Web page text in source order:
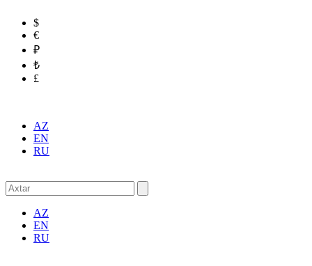
$
€
₽
₺
£
AZ
EN
RU
AZ
EN
RU